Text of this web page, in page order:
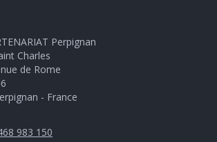
Perpignan
Charles
de Rome
- France
983 150